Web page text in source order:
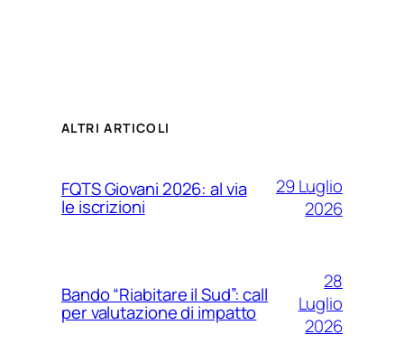
ALTRI ARTICOLI
FQTS Giovani 2026: al via
le iscrizioni
29 Luglio
2026
Bando “Riabitare il Sud”: call
per valutazione di impatto
28
Luglio
2026